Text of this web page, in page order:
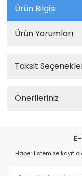
Ürün Bilgisi
Ürün Yorumları
Taksit
Önerileriniz
Haber listemize kayıt